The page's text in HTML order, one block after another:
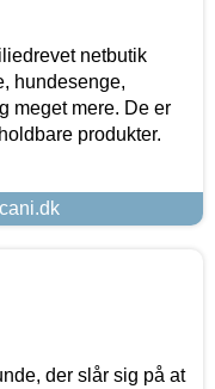
netbutik
hundesenge,
meget mere. De er
produkter.
der slår sig på at